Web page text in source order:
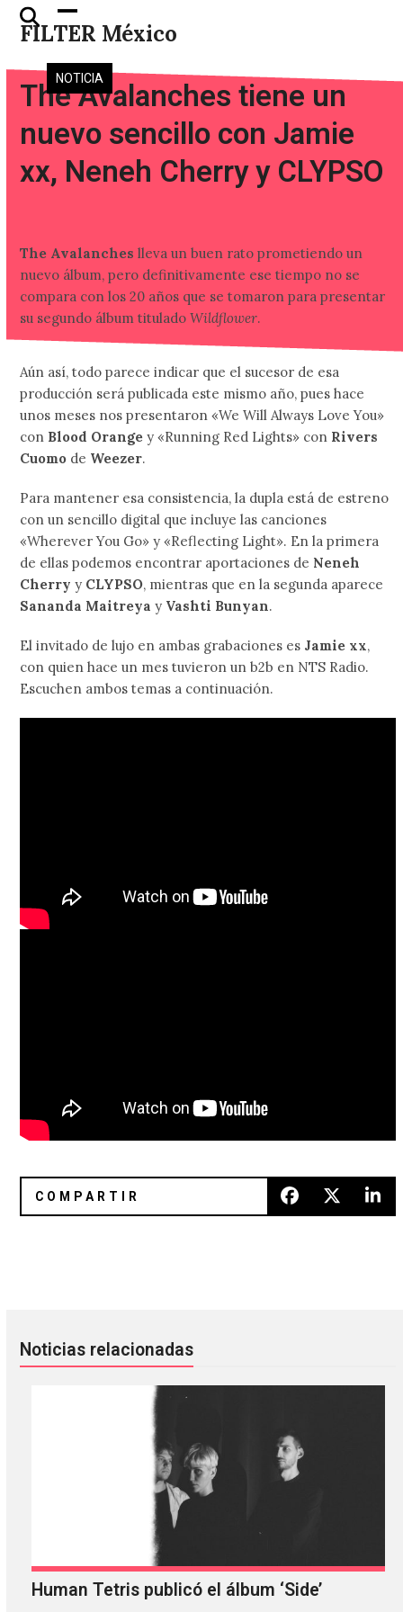
Skip
FILTER México
Open
mobile
menu
Close
mobile
menu
NOTICIA
The Avalanches tiene un
nuevo sencillo con Jamie
xx, Neneh Cherry y CLYPSO
The Avalanches lleva un buen rato prometiendo un
nuevo álbum, pero definitivamente ese tiempo no se
compara con los 20 años que se tomaron para presentar
su segundo álbum tituladoWildflower.
Aún así, todo parece indicar que el sucesor de esa
producción será publicada este mismo año, pues hace
unos meses nos presentaron «We Will Always Love You»
con Blood Orangey «Running Red Lights» con Rivers
Cuomo de Weezer.
Para mantener esa consistencia, la dupla está de estreno
con un sencillo digital que incluye las canciones
«Wherever You Go» y «Reflecting Light». En la primera
de ellas podemos encontrar aportaciones de Neneh
Cherryy CLYPSO, mientras que en la segunda aparece
Sananda Maitreya y Vashti Bunyan.
El invitado de lujo en ambas grabaciones es Jamie xx,
con quien hace un mes tuvieron un b2b en NTS Radio.
Escuchen ambos temas a continuación.
Noticias relacionadas
Human Tetris publicó el álbum ‘Side’